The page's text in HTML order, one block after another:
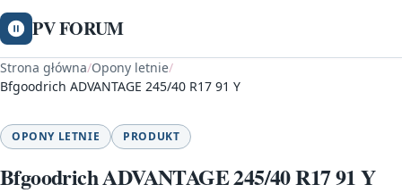
PV FORUM
Strona główna/Opony letnie/
Bfgoodrich ADVANTAGE 245/40 R17 91 Y
OPONY LETNIE PRODUKT
Bfgoodrich ADVANTAGE 245/40 R17 91 Y